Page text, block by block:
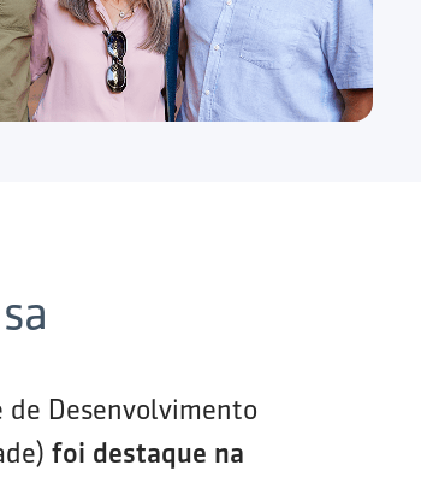
de Desenvolvimento
foi destaque na